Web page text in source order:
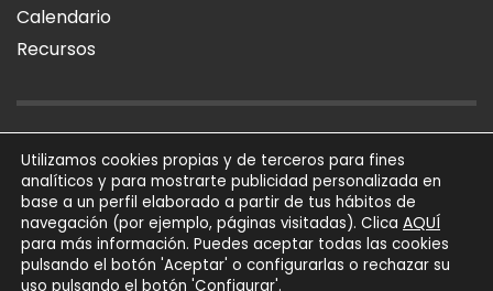
Calendario
Recursos
AVISO LEGAL POLÍTICA DE PRIVACIDAD POLÍTICA DE COOKIES
SÍGUENOS
AFIAL Asociación © 2026
Todos los derechos
Utilizamos cookies propias y de terceros para fines
analíticos y para mostrarte publicidad personalizada en
base a un perfil elaborado a partir de tus hábitos de
navegación (por ejemplo, páginas visitadas). Clica AQUÍ
para más información. Puedes aceptar todas las cookies
pulsando el botón 'Aceptar' o configurarlas o rechazar su
uso pulsando el botón 'Configurar'.